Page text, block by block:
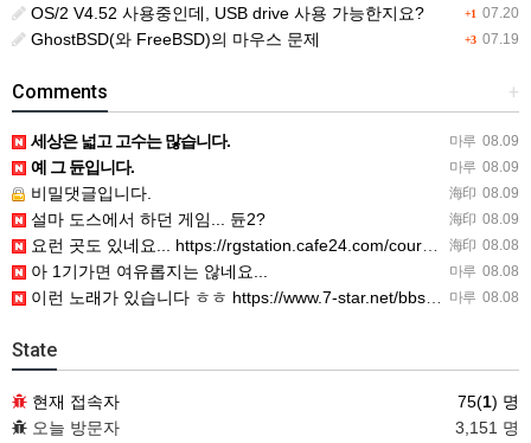
+1 07.20
OS/2 V4.52 사용중인데, USB drive 사용 가능한지요?
+3 07.19
GhostBSD(와 FreeBSD)의 마우스 문제
+
Comments
마루 08.09
세상은 넓고 고수는 많습니다.
마루 08.09
예 그 듄입니다.
海印 08.09
비밀댓글입니다.
海印 08.09
설마 도스에서 하던 게임... 듄2?
海印 08.08
요런 곳도 있네요... https://rgstation.cafe24.com/course_tip/306500
마루 08.08
아 1기가면 여유롭지는 않네요...
마루 08.08
이런 노래가 있습니다 ㅎㅎ https://www.7-star.net/bbs/board.php?bo_table…
State
현재 접속자 75(1) 명
오늘 방문자
3,151 명